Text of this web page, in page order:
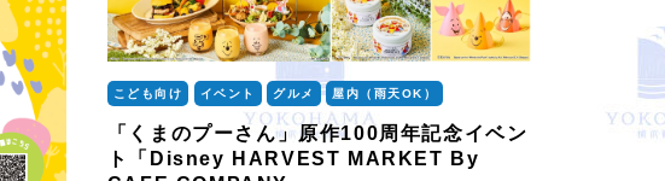
こども向け イベント グルメ 屋内（雨天OK）
「くまのプーさん」原作100周年記念イベン
ト「Disney HARVEST MARKET By